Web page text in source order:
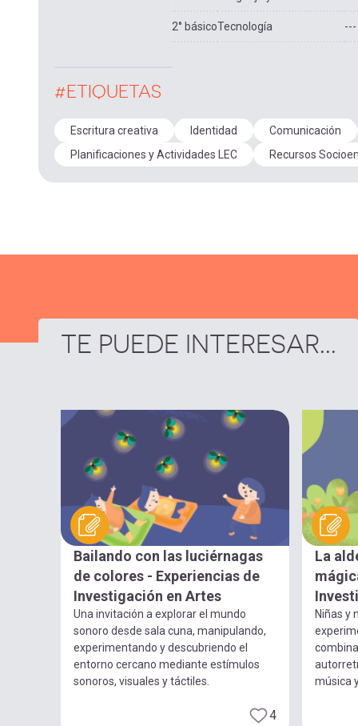
2° básicoTecnología ---
#ETIQUETAS
Escritura creativa Identidad Comunicación
Planificaciones y Actividades LEC
Recursos
TE PUEDE INTERESAR...
Bailando con las luciérnagas
de colores - Experiencias de
Investigación en Artes
Una invitación a explorar el mundo
sonoro desde sala cuna, manipulando,
experimentando y descubriendo el
entorno cercano mediante estímulos
sonoros, visuales y táctiles.
4
La
Niñas y
música